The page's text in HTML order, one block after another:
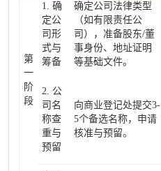
第
一
阶
段
1. 确
定公
司形
式与
筹备
确定公司法律类型
（如有限责任公
司），准备股东/董
事身份、地址证明
等基础文件。
2. 公
司名
称查
重与
预留
向商业登记处提交3-
5个备选名称，申请
核准与预留。